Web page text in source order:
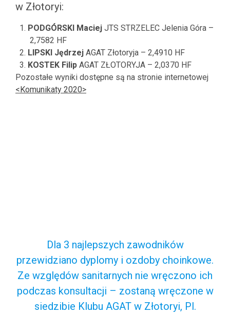
w Złotoryi:
PODGÓRSKI Maciej JTS STRZELEC Jelenia Góra –
2,7582 HF
LIPSKI Jędrzej AGAT Złotoryja – 2,4910 HF
KOSTEK Filip AGAT ZŁOTORYJA – 2,0370 HF
Pozostałe wyniki dostępne są na stronie internetowej
<Komunikaty 2020>
Dla 3 najlepszych zawodników
przewidziano dyplomy i ozdoby choinkowe.
Ze względów sanitarnych nie wręczono ich
podczas konsultacji – zostaną wręczone w
siedzibie Klubu AGAT w Złotoryi, Pl.